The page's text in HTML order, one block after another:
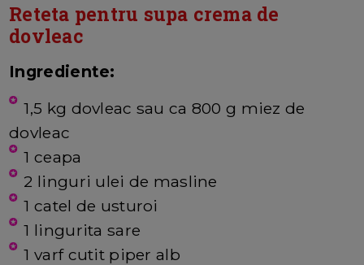
Reteta pentru supa crema de
dovleac
Ingrediente:
1,5 kg dovleac sau ca 800 g miez de
dovleac
1 ceapa
2 linguri ulei de masline
1 catel de usturoi
1 lingurita sare
1 varf cutit piper alb